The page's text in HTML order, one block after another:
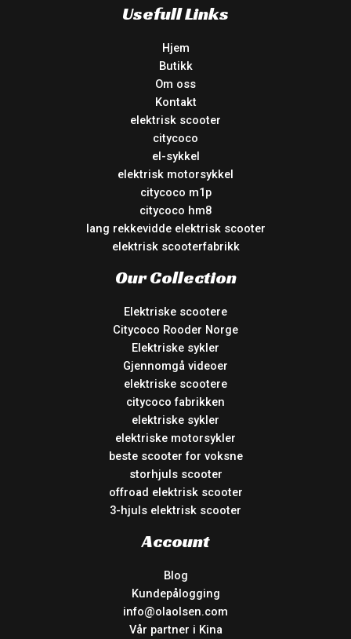
Usefull Links
Hjem
Butikk
Om oss
Kontakt
elektrisk scooter
citycoco
el-sykkel
elektrisk motorsykkel
citycoco m1p
citycoco hm8
lang rekkevidde elektrisk scooter
elektrisk scooterfabrikk
Our Collection
Elektriske scootere
Citycoco Rooder Norge
Elektriske sykler
Gjennomgå videoer
elektriske scootere
citycoco fabrikken
elektriske sykler
elektriske motorsykler
beste scooter for voksne
storhjuls scooter
offroad elektrisk scooter
3-hjuls elektrisk scooter
Account
Blog
Kundepålogging
info@olaolsen.com
Vår partner i Kina